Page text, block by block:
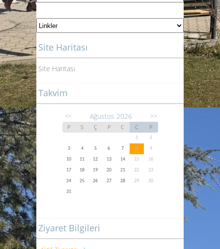
Site Haritası
Site Haritası
Takvim
<< Ağustos 2026 >>
P S Ç P C C P
1
2
3
4 5 6 7 8
9
10
11 12 13 14 15
16
17
18 19 20 21 22
23
24
25 26 27 28 29
30
31
Ziyaret Bilgileri